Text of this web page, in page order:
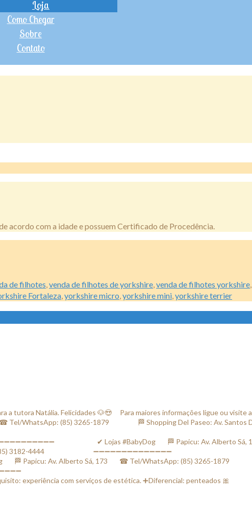
Loja
Como Chegar
Sobre
Contato
acordo com a idade e possuem Certificado de Procedência.
de filhotes,venda de filhotes de yorkshire,venda de filhotes yorkshire,
Fortaleza,yorkshire micro,yorkshire mini,yorkshire terrier